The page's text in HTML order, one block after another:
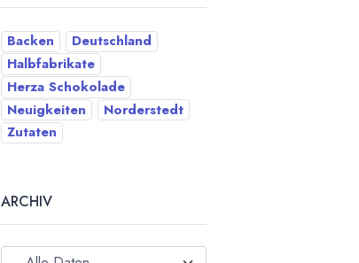
Backen
Deutschland
Halbfabrikate
Herza Schokolade
Neuigkeiten
Norderstedt
Zutaten
ARCHIV